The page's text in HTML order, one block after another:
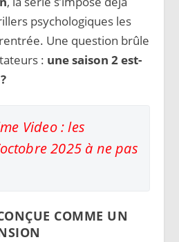
psychologiques les
Une question brûle
: une saison 2 est-
Video : les
2025 à ne pas
COMME UN